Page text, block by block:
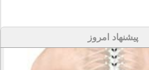
پیشنهاد امروز